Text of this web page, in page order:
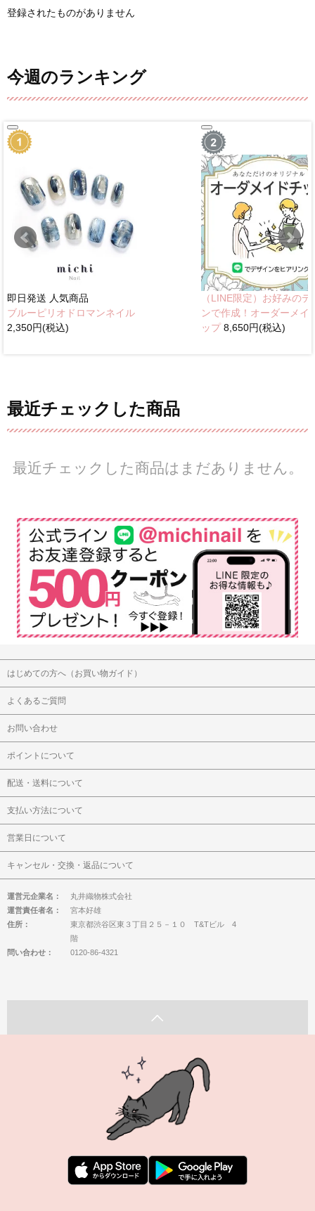
登録されたものがありません
今週のランキング
即日発送 人気商品
ブルーピリオドロマンネイル
2,350円(税込)
（LINE限定）お好みのデ
ンで作成！オーダーメイ
ップ8,650円(税込)
最近チェックした商品
最近チェックした商品はまだありません。
はじめての方へ（お買い物ガイド）
よくあるご質問
お問い合わせ
ポイントについて
配送・送料について
支払い方法について
営業日について
キャンセル・交換・返品について
運営元企業名：
丸井織物株式会社
運営責任者名：
宮本好雄
住所：
東京都渋谷区東３丁目２５－１０ T&Tビル 4
階
問い合わせ：
0120-86-4321